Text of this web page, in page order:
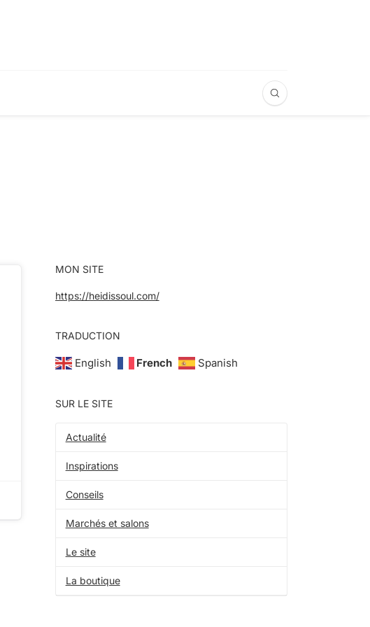
MON SITE
https://heidissoul.com/
TRADUCTION
English French Spanish
SUR LE SITE
Actualité
Inspirations
Conseils
Marchés et salons
Le site
La boutique